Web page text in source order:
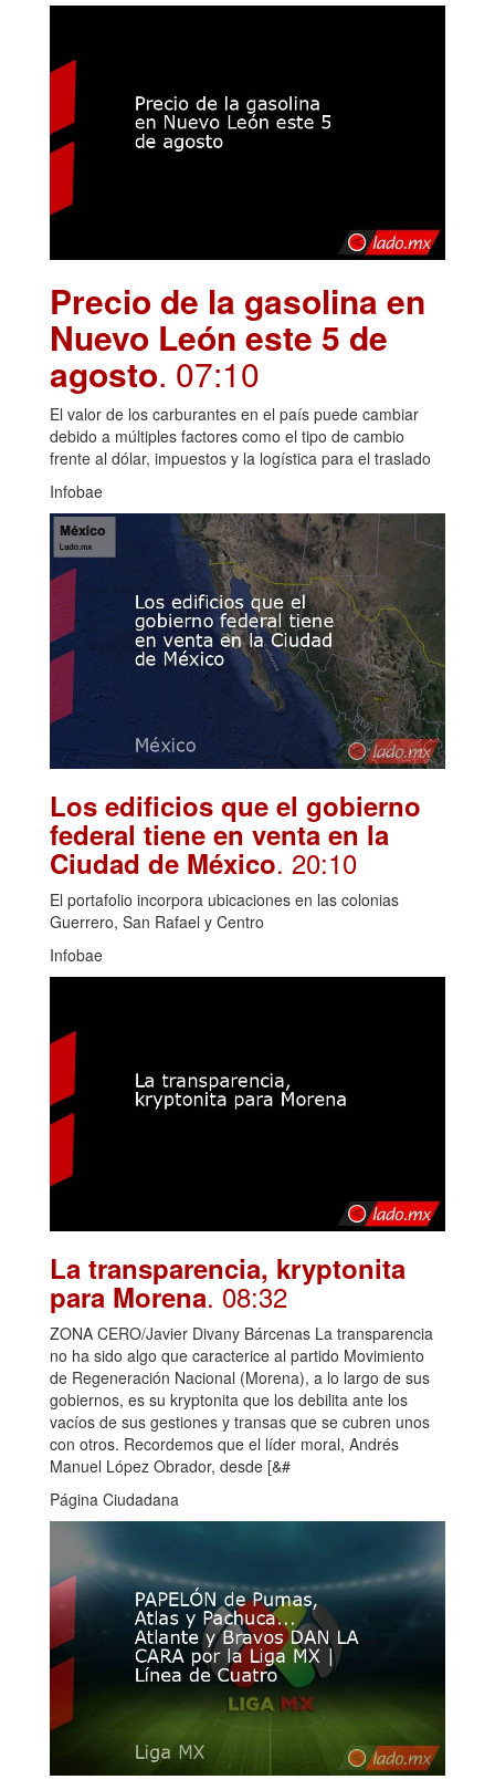
Precio de la gasolina en
Nuevo León este 5 de
agosto. 07:10
El valor de los carburantes en el país puede cambiar
debido a múltiples factores como el tipo de cambio
frente al dólar, impuestos y la logística para el traslado
Infobae
Los edificios que el gobierno
federal tiene en venta en la
Ciudad de México. 20:10
El portafolio incorpora ubicaciones en las colonias
Guerrero, San Rafael y Centro
Infobae
La transparencia, kryptonita
para Morena. 08:32
ZONA CERO/Javier Divany Bárcenas La transparencia
no ha sido algo que caracterice al partido Movimiento
de Regeneración Nacional (Morena), a lo largo de sus
gobiernos, es su kryptonita que los debilita ante los
vacíos de sus gestiones y transas que se cubren unos
con otros. Recordemos que el líder moral, Andrés
Manuel López Obrador, desde [&#
Página Ciudadana